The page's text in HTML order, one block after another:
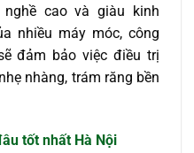
cao và giàu kinh
nhiều máy móc, công
đảm bảo việc điều trị
nhàng, trám răng bền
tốt nhất Hà Nội